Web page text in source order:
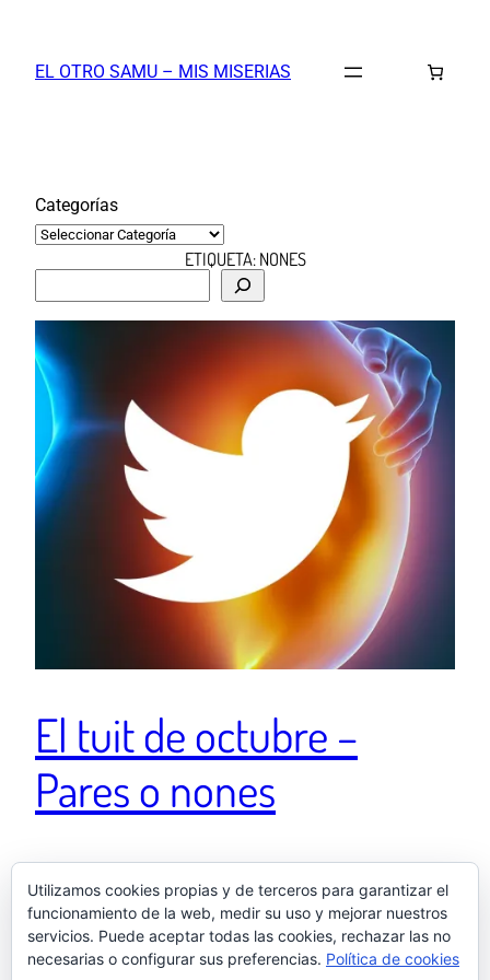
contenido
EL OTRO SAMU – MIS MISERIAS
Categorías
ETIQUETA:NONES
s
c
El tuit de octubre –
Pares o nones
¿Hay alguien entre mis contactos que me diga si
algún grupo contra el aborto ha usado el lema “PARES
O NONES”? pic.twitter.com/mI1tZutvzU — El otro
Samu (@elotrosamu) 9 de octubre de 2017
Utilizamos cookies propias y de terceros para garantizar el
funcionamiento de la web, medir su uso y mejorar nuestros
servicios. Puede aceptar todas las cookies, rechazar las no
necesarias o configurar sus preferencias. Política de cookies